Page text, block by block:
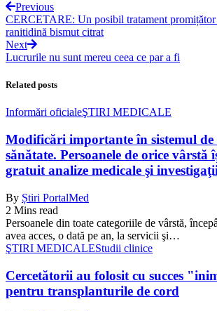
Previous
CERCETARE: Un posibil tratament
ranitidină bismut citrat
Next
Lucrurile nu sunt mereu ceea ce par a fi
Related posts
Informări oficialeŞTIRI MEDICALE
Modificări importante în sistemul de
sănătate. Persoanele de orice vârstă
gratuit analize medicale şi investigaţii
By Știri PortalMed
2 Mins read
Persoanele din toate categoriile de vârstă,
avea acces, o dată pe an, la servicii şi…
ŞTIRI MEDICALEStudii clinice
Cercetătorii au folosit cu succes
pentru transplanturile de cord